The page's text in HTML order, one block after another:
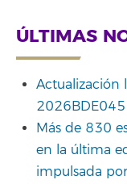
ÚLTIMAS
Actualización
Más de 830
en la última
impulsada